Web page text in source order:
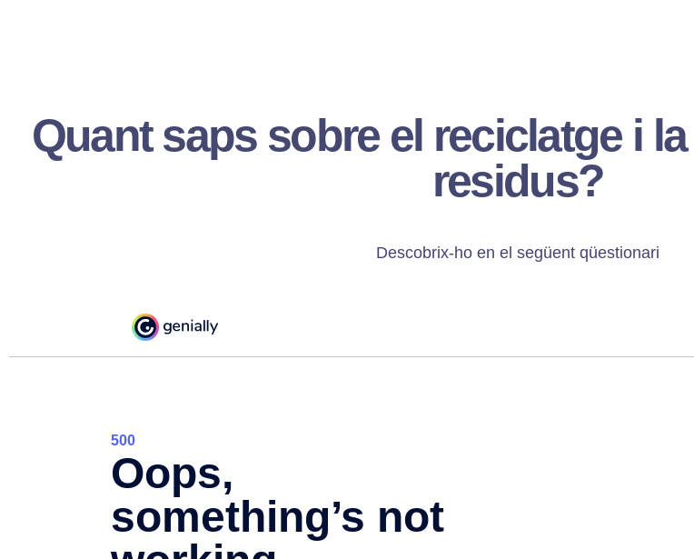
Quant saps sobre el reciclatge i
residus?
Descobrix-ho en el següent qüestionari